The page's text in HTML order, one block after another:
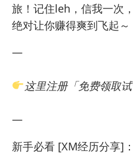
旅！记住leh，信我一次
绝对让你赚得爽到飞起～
—
这里注册「免费领取试
—
新手必看 [XM经历分享]：